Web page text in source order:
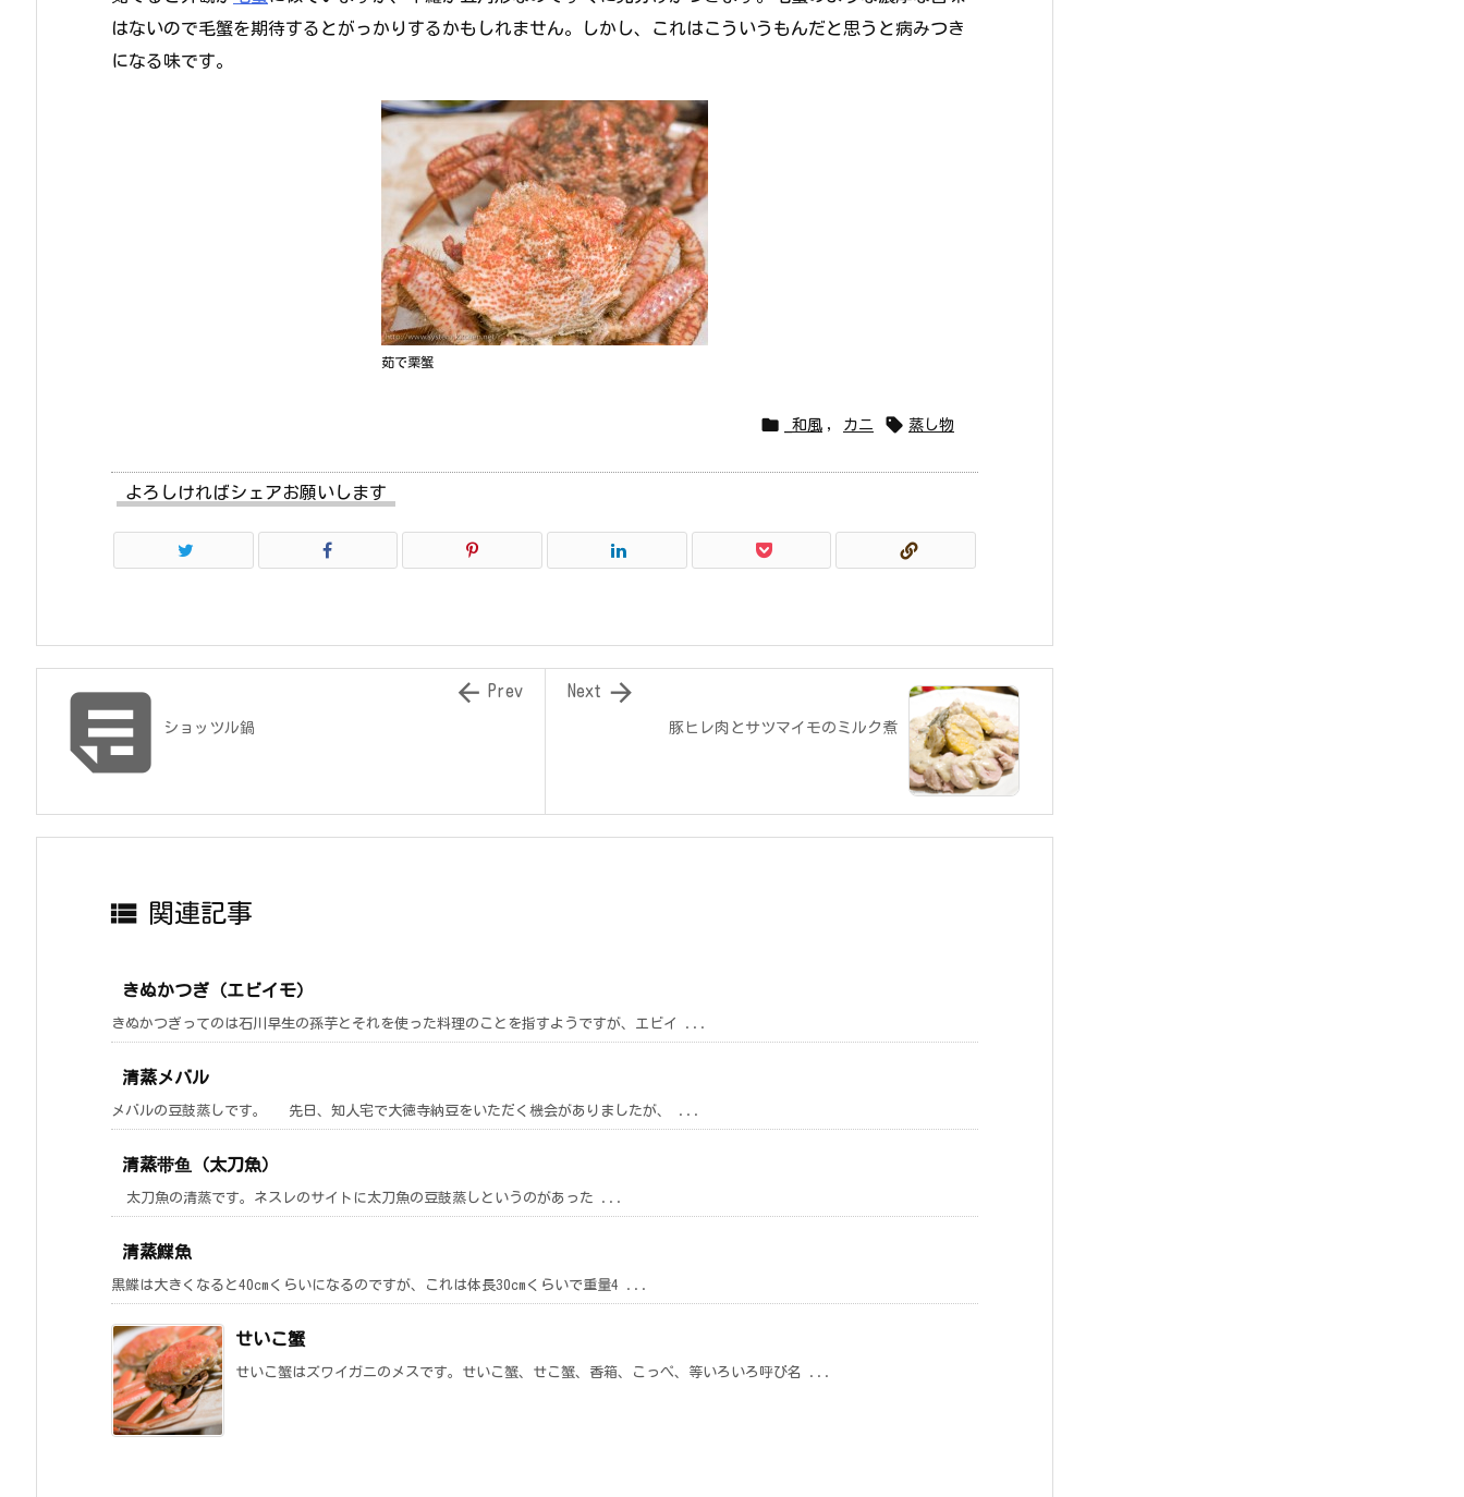
はないので毛蟹を期待するとがっかりするかもしれません。しかし、これはこういうもんだと思うと病みつき
になる味です。
茹で栗蟹
 _和風 , カニ  蒸し物
よろしければシェアお願いします
豚ヒレ肉とサツマイモのミルク煮

Next
 ショッツル鍋
 Prev
 関連記事
きぬかつぎ（エビイモ）
きぬかつぎってのは石川早生の孫芋とそれを使った料理のことを指すようですが、エビイ ...
清蒸メバル
メバルの豆鼓蒸しです。 先日、知人宅で大徳寺納豆をいただく機会がありましたが、 ...
清蒸带鱼（太刀魚）
太刀魚の清蒸です。ネスレのサイトに太刀魚の豆鼓蒸しというのがあった ...
清蒸鰈魚
黒鰈は大きくなると40cmくらいになるのですが、これは体長30cmくらいで重量4 ...
せいこ蟹
せいこ蟹はズワイガニのメスです。せいこ蟹、せこ蟹、香箱、こっぺ、等いろいろ呼び名 ...